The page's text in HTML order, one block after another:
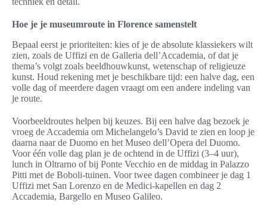
Hoe je je museumroute in Florence samenstelt
Bepaal eerst je prioriteiten: kies of je de absolute klassiekers wilt
zien, zoals de Uffizi en de Galleria dell’Accademia, of dat je
thema’s volgt zoals beeldhouwkunst, wetenschap of religieuze
kunst. Houd rekening met je beschikbare tijd: een halve dag, een
volle dag of meerdere dagen vraagt om een andere indeling van
je route.
Voorbeeldroutes helpen bij keuzes. Bij een halve dag bezoek je
vroeg de Accademia om Michelangelo’s David te zien en loop je
daarna naar de Duomo en het Museo dell’Opera del Duomo.
Voor één volle dag plan je de ochtend in de Uffizi (3–4 uur),
lunch in Oltrarno of bij Ponte Vecchio en de middag in Palazzo
Pitti met de Boboli-tuinen. Voor twee dagen combineer je dag 1
Uffizi met San Lorenzo en de Medici-kapellen en dag 2
Accademia, Bargello en Museo Galileo.